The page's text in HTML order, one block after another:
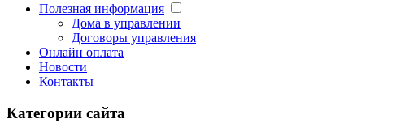
Полезная информация
Дома в управлении
Договоры управления
Онлайн оплата
Новости
Контакты
Категории сайта